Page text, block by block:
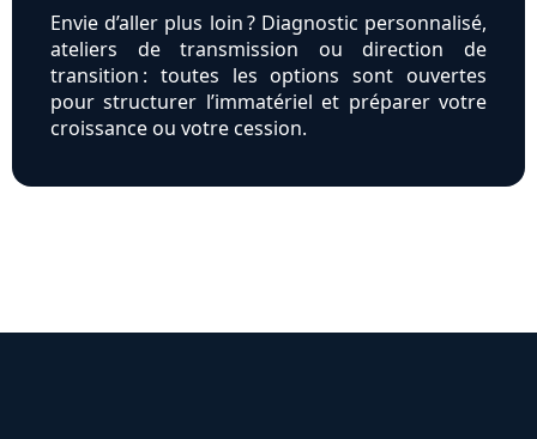
Envie d’aller plus loin ? Diagnostic personnalisé,
ateliers de transmission ou direction de
transition : toutes les options sont ouvertes
pour structurer l’immatériel et préparer votre
croissance ou votre cession.